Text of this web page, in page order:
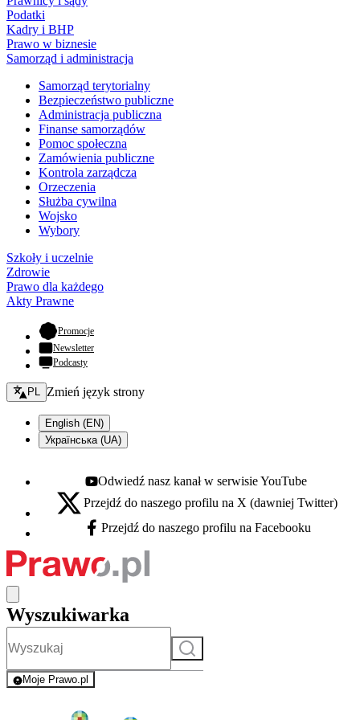
Podatki
Kadry i BHP
Prawo w biznesie
Samorząd i administracja
Samorząd terytorialny
Bezpieczeństwo publiczne
Administracja publiczna
Finanse samorządów
Pomoc społeczna
Zamówienia publiczne
Kontrola zarządcza
Orzeczenia
Służba cywilna
Wojsko
Wybory
Szkoły i uczelnie
Zdrowie
Prawo dla każdego
Akty Prawne
Promocje- otwiera się w nowej karcie
Newsletter
Podcasty
Zmień język - bieżący:
PL Zmień język strony
English (EN)
Українська (UA)
Youtube - otwiera się w nowej karcie
Odwiedź nasz kanał w serwisie YouTube
X - otwiera się w nowej karcie
Przejdź do naszego profilu na X (dawniej Twitter)
Facebook - otwiera się w nowej karcie
Przejdź do naszego profilu na Facebooku
Wyszukiwarka
Szukaj
Moje Prawo.pl
- rejestracja i logowanie do serwisu